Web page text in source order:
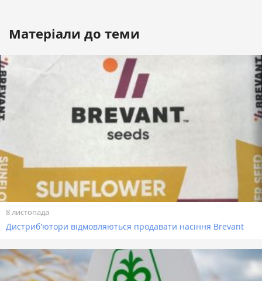
Матеріали до теми
8 листопада
Дистриб'ютори відмовляються продавати насіння Brevant